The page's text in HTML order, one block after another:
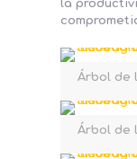
la
Árbol de
Árbol de